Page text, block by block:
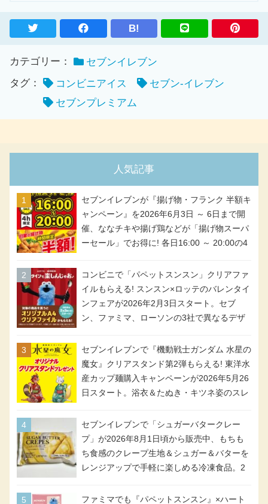
B!
カテゴリー：
セブンイレブン
タグ：
コンビニアイス
セブン-イレブン
セブンプレミアム
人気記事
セブンイレブンが『揚げ物・フランク 半額キ
ャンペーン』を2026年6月3日 ～ 6日まで開
催、ななチキや揚げ鶏などが「揚げ物スーパ
ーセール」でお得に! 各日16:00 ～ 20:00の4
アメリカンドッグが税抜き69円!
コンビニで「パペットスンスン」クリアファ
イルもらえる! スンスン×ロッテのバレンタイ
ンフェアが2026年2月3日スタート。セブ
ン、ファミマ、ローソンの3社で異なるデザ
セブンイレブンで『機動戦士ガンダム 水星の
魔女』クリアスタンド第2弾もらえる! 東洋水
産カップ麺購入キャンペーンが2026年5月26
日スタート。浴衣＆たぬき・キツネ姿のスレ
号・5号) / シャディクが全6種のクリアスタ
ンドになって登場!
セブンイレブンで「シュガーバタークレー
プ」が2026年8月1日頃から販売中、もちも
ち食感のクレープ生地＆シュガー＆バターを
レンジアップで手軽に楽しめる冷凍食品。2
ファミマでも『パペットスンスン』×ハート